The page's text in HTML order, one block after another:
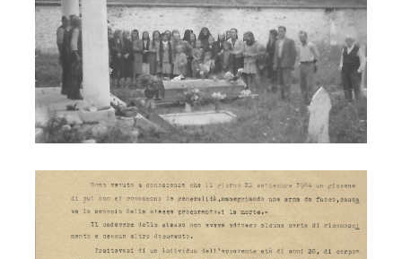
Partigiano Bandelloni